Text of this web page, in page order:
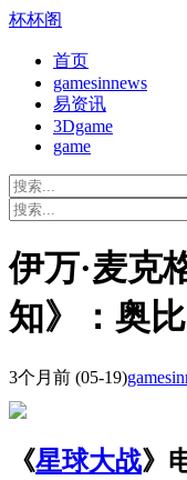
杯杯阁
首页
gamesinnews
易资讯
3Dgame
game
伊万·麦克
知》：奥
3个月前 (05-19)
《星球大战》